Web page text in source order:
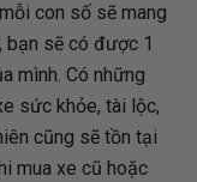
con số sẽ mang
bạn sẽ có được 1
mình. Có những
sức khỏe, tài lộc,
cũng sẽ tồn tại
mua xe cũ hoặc